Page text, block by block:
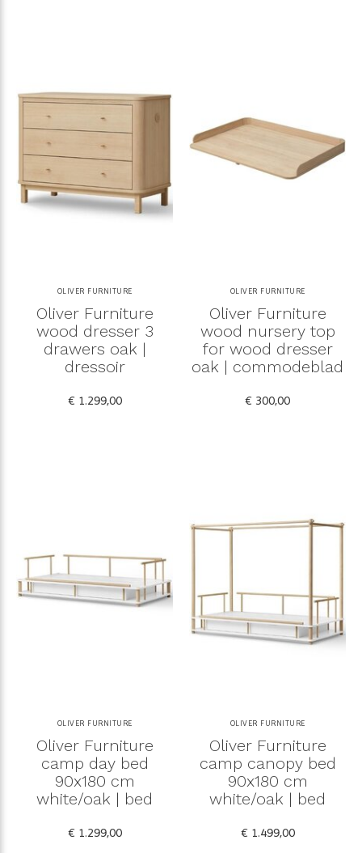
OLIVER FURNITURE
Oliver Furniture
wood dresser 3
drawers oak |
dressoir
€ 1.299,00
OLIVER FURNITURE
Oliver Furniture
wood nursery top
for wood dresser
oak | commodeblad
€ 300,00
OLIVER FURNITURE
Oliver Furniture
camp day bed
90x180 cm
white/oak | bed
€ 1.299,00
OLIVER FURNITURE
Oliver Furniture
camp canopy bed
90x180 cm
white/oak | bed
€ 1.499,00